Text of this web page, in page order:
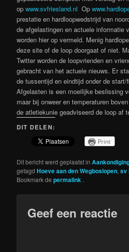
opwww.svfriesland.nl Op
prestatie en hardloopwedstrijd van
de afgelastingen en actuele informatie
worden hier op vermeld. Menig
deze site of de loop doorgaat of niet.
Twitter worden de loopvrienden en
gebracht van het actuele nieuws. Er
de tussentijd en eindtijd onder de start/
Afgelasten is een moeilijke beslissing
maar bij onweer en temperaturen
de atletiekunie geadviseerd de loop af
DIT DELEN:
Print
Dit bericht werd geplaatst in
getagdHoeve aan den Wegboslopen,sv
Bookmark depermalink .
Geef een reactie